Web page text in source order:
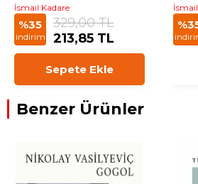
İsmail Kadare
%35
indirim
329,00 TL
213,85 TL
Sepete Ekle
Benzer Ürünler